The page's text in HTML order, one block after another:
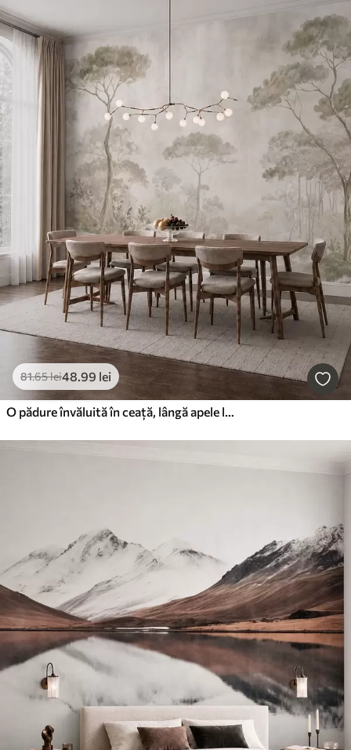
81.65lei48.99 lei
O pădure învăluită în ceață, lângă apele liniștite, în nuanțe pastelate naturale și delicate